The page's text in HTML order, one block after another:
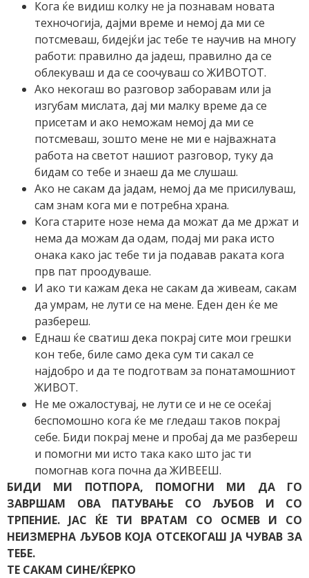
Кога ќе видиш колку не ја познавам новата
техночогија, дајми време и немој да ми се
потсмеваш, бидејќи јас тебе те научив на многу
работи: правилно да јадеш, правилно да се
облекуваш и да се соочуваш со ЖИВОТОТ.
Ако некогаш во разговор заборавам или ја
изгубам мислата, дај ми малку време да се
присетам и ако неможам немој да ми се
потсмеваш, зошто мене не ми е најважната
работа на светот нашиот разговор, туку да
бидам со тебе и знаеш да ме слушаш.
Ако не сакам да јадам, немој да ме присилуваш,
сам знам кога ми е потребна храна.
Кога старите нозе нема да можат да ме држат и
нема да можам да одам, подај ми рака исто
онака како јас тебе ти ја подавав раката кога
прв пат проодуваше.
И ако ти кажам дека не сакам да живеам, сакам
да умрам, не лути се на мене. Еден ден ќе ме
разбереш.
Еднаш ќе сватиш дека покрај сите мои грешки
кон тебе, биле само дека сум ти сакал се
најдобро и да те подготвам за понатамошниот
ЖИВОТ.
Не ме ожалостувај, не лути се и не се осеќај
беспомошно кога ќе ме гледаш таков покрај
себе. Биди покрај мене и пробај да ме разбереш
и помогни ми исто така како што јас ти
помогнав кога почна да ЖИВЕЕШ.
БИДИ МИ ПОТПОРА, ПОМОГНИ МИ ДА ГО
ЗАВРШАМ ОВА ПАТУВАЊЕ СО ЉУБОВ И СО
ТРПЕНИЕ. ЈАС ЌЕ ТИ ВРАТАМ СО ОСМЕВ И СО
НЕИЗМЕРНА ЉУБОВ КОЈА ОТСЕКОГАШ ЈА ЧУВАВ ЗА
ТЕБЕ.
ТЕ САКАМ СИНЕ/ЌЕРКО